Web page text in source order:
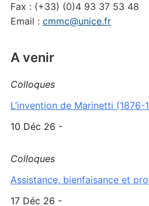
Fax : (+33) (0)4 93 37 53 48
Email : cmmc@unice.fr
A venir
Colloques
L’invention de Marinetti (1876-
10 Déc 26 -
Colloques
Assistance, bienfaisance et
17 Déc 26 -